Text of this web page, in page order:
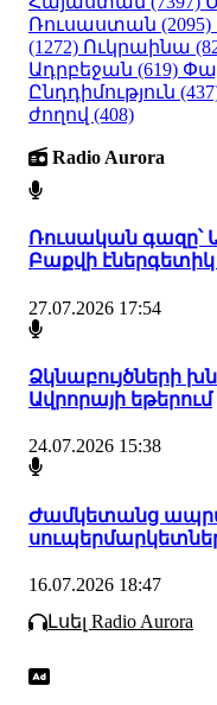
Ռուսաստան (2095)
(1272) Ուկրաինա
Ադրբեջան (619)
Ընդդիմություն
ժողով (408)
Radio Aurora
Ռուսական գազը՝
Բաքվի
27.07.2026 17:54
Ձկնաբույծների
Ավրորայի եթերում
24.07.2026 15:38
Ժամկետանց
16.07.2026 18:47
Լսել Radio Aurora